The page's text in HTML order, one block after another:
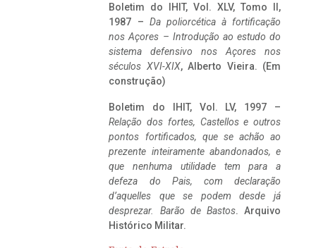
Boletim do IHIT, Vol. XLV, Tomo II,
1987 – Da poliorcética à fortificação
nos Açores – Introdução ao estudo do
sistema defensivo nos Açores nos
séculos XVI-XIX, Alberto Vieira. (Em
construção)
Boletim do IHIT, Vol. LV, 1997 –
Relação dos fortes, Castellos e outros
pontos fortificados, que se achão ao
prezente inteiramente abandonados, e
que nenhuma utilidade tem para a
defeza do Pais, com declaração
d’aquelles que se podem desde já
desprezar. Barão de Bastos. Arquivo
Histórico Militar.